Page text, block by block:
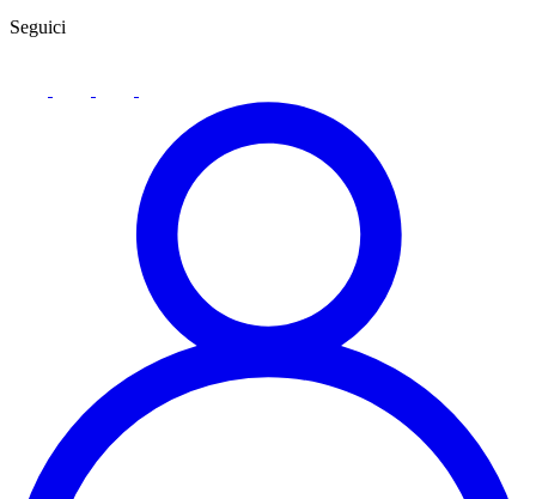
Seguici